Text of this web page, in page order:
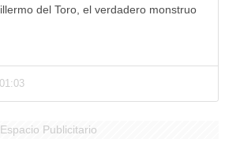
del Toro, el verdadero monstruo
Espacio Publicitario